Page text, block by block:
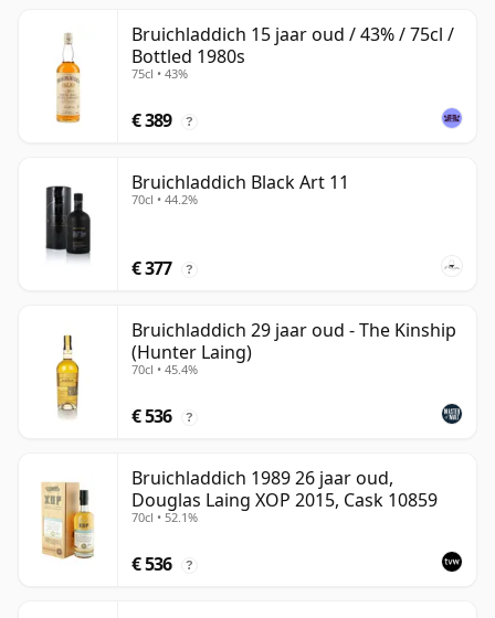
Bruichladdich 15 jaar oud / 43% / 75cl /
Bottled 1980s
75cl • 43%
€ 389 ?
Bruichladdich Black Art 11
70cl • 44.2%
€ 377 ?
Bruichladdich 29 jaar oud - The Kinship
(Hunter Laing)
70cl • 45.4%
€ 536 ?
Bruichladdich 1989 26 jaar oud,
Douglas Laing XOP 2015, Cask 10859
70cl • 52.1%
€ 536 ?